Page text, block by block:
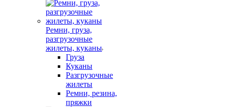
Ремни, груза,
разгрузочные
жилеты, куканы
Груза
Куканы
Разгрузочные
жилеты
Ремни, резина,
пряжки